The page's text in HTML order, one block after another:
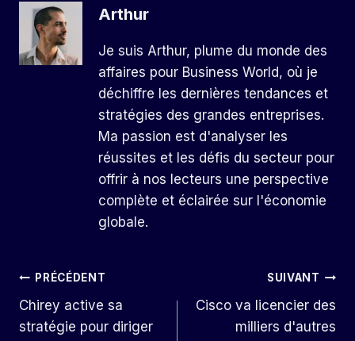
Arthur
Je suis Arthur, plume du monde des
affaires pour Business World, où je
déchiffre les dernières tendances et
stratégies des grandes entreprises.
Ma passion est d'analyser les
réussites et les défis du secteur pour
offrir à nos lecteurs une perspective
complète et éclairée sur l'économie
globale.
Navigation
De
PRÉCÉDENT
Chirey active sa
stratégie pour diriger
SUIVANT
Cisco va licencier des
milliers d'autres